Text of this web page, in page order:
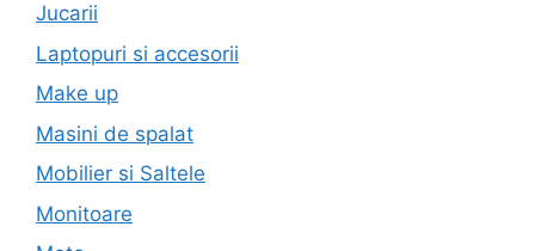
Jucarii
Laptopuri si accesorii
Make up
Masini de spalat
Mobilier si Saltele
Monitoare